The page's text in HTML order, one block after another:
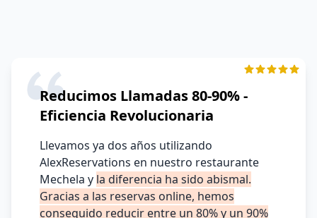
Reducimos Llamadas 80-90% -
Eficiencia Revolucionaria
Llevamos ya dos años utilizando
AlexReservations en nuestro restaurante
Mechela y la diferencia ha sido abismal.
Gracias a las reservas online, hemos
conseguido reducir entre un 80% y un 90%